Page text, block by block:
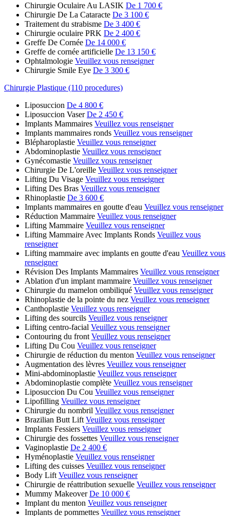
Chirurgie Oculaire Au LASIK De 1 700 €
Chirurgie De La Cataracte De 3 100 €
Traitement du strabisme De 3 400 €
Chirurgie oculaire PRK De 2 400 €
Greffe De Cornée De 14 000 €
Greffe de cornée artificielle De 13 150 €
Ophtalmologie Veuillez vous renseigner
Chirurgie Smile Eye De 3 300 €
Chirurgie Plastique (110 procedures)
Liposuccion De 4 800 €
Liposuccion Vaser De 2 450 €
Implants Mammaires Veuillez vous renseigner
Implants mammaires ronds Veuillez vous renseigner
Blépharoplastie Veuillez vous renseigner
Abdominoplastie Veuillez vous renseigner
Gynécomastie Veuillez vous renseigner
Chirurgie De L'oreille Veuillez vous renseigner
Lifting Du Visage Veuillez vous renseigner
Lifting Des Bras Veuillez vous renseigner
Rhinoplastie De 3 600 €
Implants mammaires en goutte d'eau Veuillez vous renseigner
Réduction Mammaire Veuillez vous renseigner
Lifting Mammaire Veuillez vous renseigner
Lifting Mammaire Avec Implants Ronds Veuillez vous
renseigner
Lifting mammaire avec implants en goutte d'eau Veuillez vous
renseigner
Révision Des Implants Mammaires Veuillez vous renseigner
Ablation d'un implant mammaire Veuillez vous renseigner
Chirurgie du mamelon ombiliqué Veuillez vous renseigner
Rhinoplastie de la pointe du nez Veuillez vous renseigner
Canthoplastie Veuillez vous renseigner
Lifting des sourcils Veuillez vous renseigner
Lifting centro-facial Veuillez vous renseigner
Contouring du front Veuillez vous renseigner
Lifting Du Cou Veuillez vous renseigner
Chirurgie de réduction du menton Veuillez vous renseigner
Augmentation des lèvres Veuillez vous renseigner
Mini-abdominoplastie Veuillez vous renseigner
Abdominoplastie complète Veuillez vous renseigner
Liposuccion Du Cou Veuillez vous renseigner
Lipofilling Veuillez vous renseigner
Chirurgie du nombril Veuillez vous renseigner
Brazilian Butt Lift Veuillez vous renseigner
Implants Fessiers Veuillez vous renseigner
Chirurgie des fossettes Veuillez vous renseigner
Vaginoplastie De 2 400 €
Hyménoplastie Veuillez vous renseigner
Lifting des cuisses Veuillez vous renseigner
Body Lift Veuillez vous renseigner
Chirurgie de réattribution sexuelle Veuillez vous renseigner
Mummy Makeover De 10 000 €
Implant du menton Veuillez vous renseigner
Implants de pommettes Veuillez vous renseigner